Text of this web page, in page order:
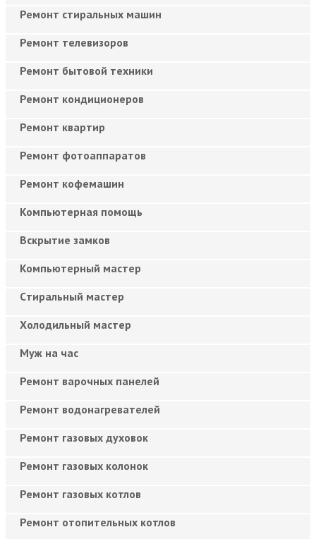
Ремонт стиральных машин
Ремонт телевизоров
Ремонт бытовой техники
Ремонт кондиционеров
Ремонт квартир
Ремонт фотоаппаратов
Ремонт кофемашин
Компьютерная помощь
Вскрытие замков
Компьютерный мастер
Cтиральный мастер
Холодильный мастер
Муж на час
Ремонт варочных панелей
Ремонт водонагревателей
Ремонт газовых духовок
Ремонт газовых колонок
Ремонт газовых котлов
Ремонт отопительных котлов